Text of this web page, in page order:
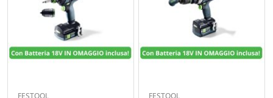
FESTOOL FESTOOL